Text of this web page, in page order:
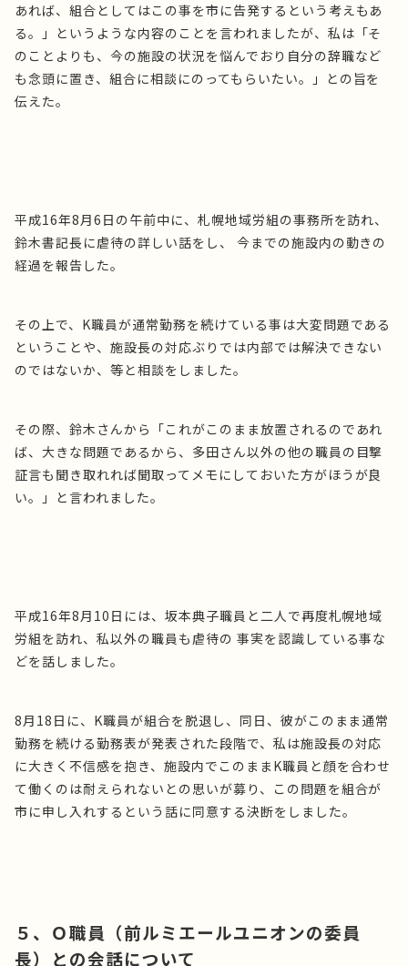
あれば、組合としてはこの事を市に告発するという考えもあ
る。」というような内容のことを言われましたが、私は「そ
のことよりも、今の施設の状況を悩んでおり自分の辞職など
も念頭に置き、組合に相談にのってもらいたい。」との旨を
伝えた。
平成16年8月6日の午前中に、札幌地域労組の事務所を訪れ、
鈴木書記長に虐待の詳しい話をし、 今までの施設内の動きの
経過を報告した。
その上で、K職員が通常勤務を続けている事は大変問題である
ということや、施設長の対応ぶりでは内部では解決できない
のではないか、等と相談をしました。
その際、鈴木さんから「これがこのまま放置されるのであれ
ば、大きな問題であるから、多田さん以外の他の職員の目撃
証言も聞き取れれば聞取ってメモにしておいた方がほうが良
い。」と言われました。
平成16年8月10日には、坂本典子職員と二人で再度札幌地域
労組を訪れ、私以外の職員も虐待の 事実を認識している事な
どを話しました。
8月18日に、K職員が組合を脱退し、同日、彼がこのまま通常
勤務を続ける勤務表が発表された段階で、私は施設長の対応
に大きく不信感を抱き、施設内でこのままK職員と顔を合わせ
て働くのは耐えられないとの思いが募り、この問題を組合が
市に申し入れするという話に同意する決断をしました。
５、Ｏ職員（前ルミエールユニオンの委員
長）との会話について